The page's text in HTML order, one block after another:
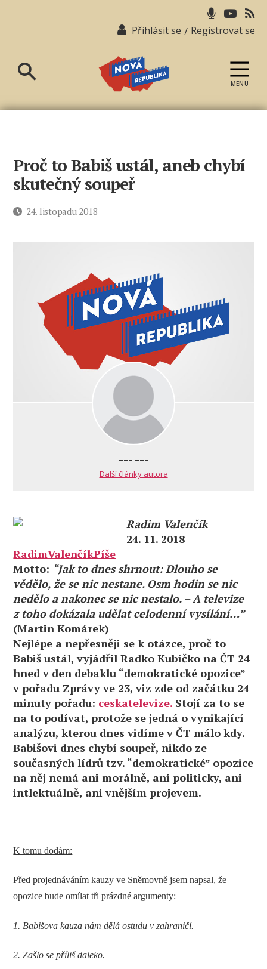
Přihlásit se / Registrovat se
republika
MENU
Proč to Babiš ustál, aneb chybí
skutečný soupeř
Datum24. listopadu 2018
--- ---
Další články autora
Radim Valenčík
24. 11. 2018
RadimValenčíkPíše
Motto: “Jak to dnes shrnout: Dlouho se
vědělo, že se nic nestane. Osm hodin se nic
nedělo a nakonec se nic nestalo. – A televize
z toho dokázala udělat celodenní vysílání…”
(Martin Komárek)
Nejlépe a nepřesněji se k otázce, proč to
Babiš ustál, vyjádřil Radko Kubíčko na ČT 24
hned v den debaklu “demokratické opozice”
v pořadu Zprávy ve 23, viz zde od začátku 24
minuty pořadu: ceskatelevize. Stojí za to se
na to podívat, protože se jedná o vynikající
analýzu, kterou dnes vidíme v ČT málo kdy.
Babišovi dnes chybí soupeř, nikdo ze
současných lídrů tzv. “demokratické” opozice
na něj nemá ani morálně, ani politicky, ani
intlektuálně, ani vnějším projevem.
K tomu dodám:
Před projednáváním kauzy ve Sněmovně jsem napsal, že
opozice bude omílat tři prázdné argumenty:
1. Babišova kauza nám dělá ostudu v zahraničí.
2. Zašlo se příliš daleko.